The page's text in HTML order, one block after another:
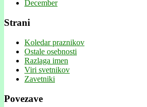
December
Strani
Koledar praznikov
Ostale osebnosti
Razlaga imen
Viri svetnikov
Zavetniki
Povezave